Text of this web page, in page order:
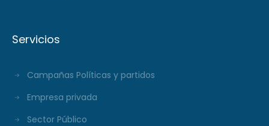
Servicios
Campañas Políticas y partidos
Empresa privada
Sector Público